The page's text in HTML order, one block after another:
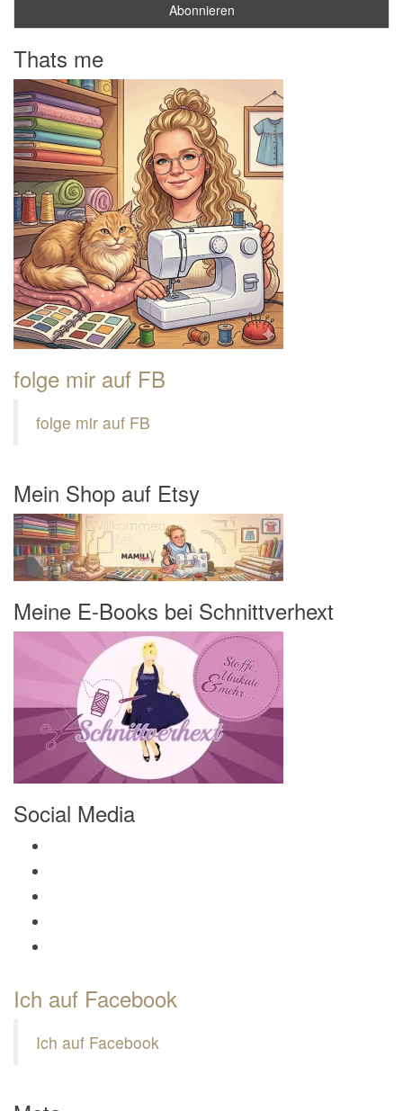
Thats me
folge mir auf FB
folge mir auf FB
Mein Shop auf Etsy
Meine E-Books bei Schnittverhext
Social Media
Ich auf Facebook
Ich auf Facebook